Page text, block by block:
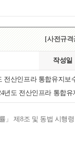
[사전규격
작성일
전산인프라 통합유지보
년도 전산인프라 통합
」 제8조 및 동법 시행